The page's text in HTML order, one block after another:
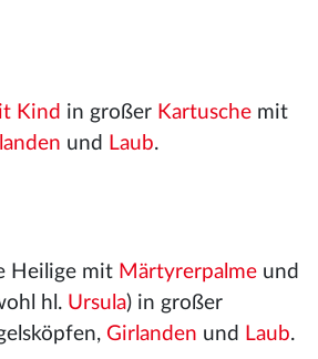
Kind in großer Kartusche mit
und Laub.
Heilige mit Märtyrerpalme und
hl. Ursula) in großer
Girlanden und Laub.